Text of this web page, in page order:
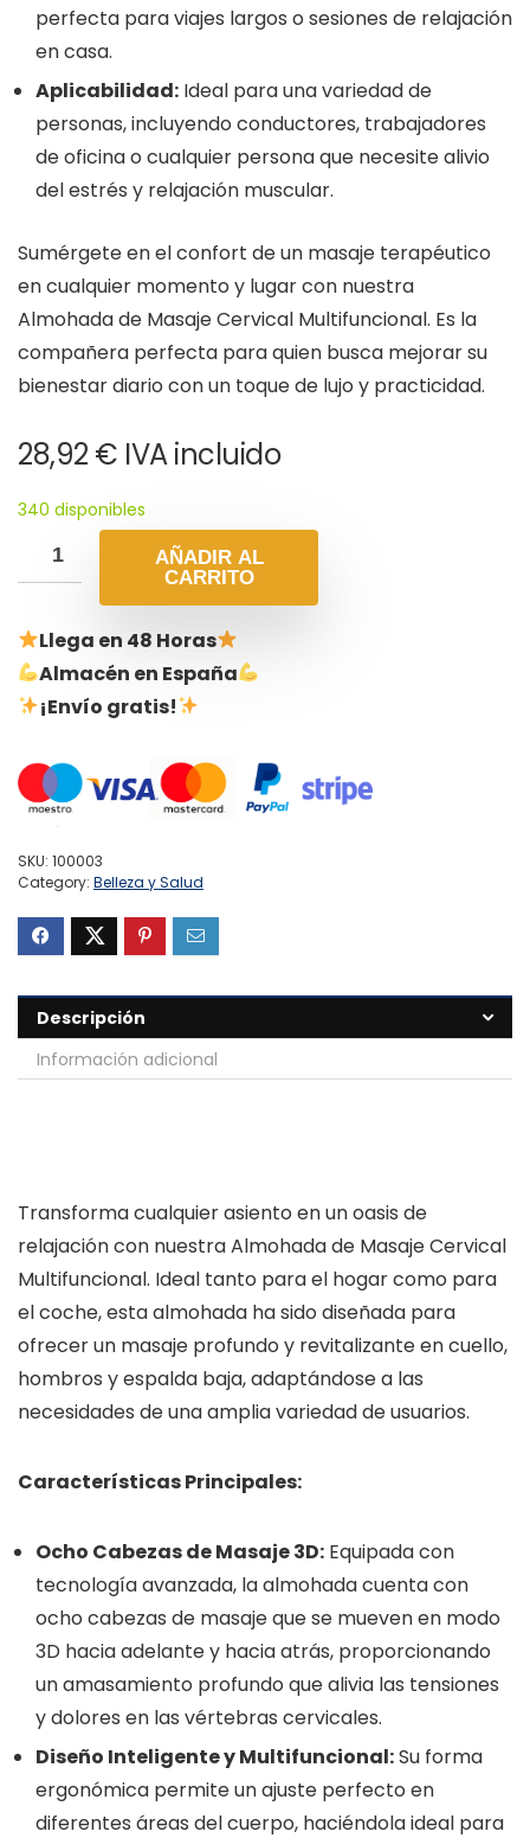
perfecta para viajes largos o sesiones de relajación
en casa.
Aplicabilidad: Ideal para una variedad de
personas, incluyendo conductores, trabajadores
de oficina o cualquier persona que necesite alivio
del estrés y relajación muscular.
Sumérgete en el confort de un masaje terapéutico
en cualquier momento y lugar con nuestra
Almohada de Masaje Cervical Multifuncional. Es la
compañera perfecta para quien busca mejorar su
bienestar diario con un toque de lujo y practicidad.
28,92 € IVA incluido
340 disponibles
AÑADIR AL
CARRITO
Llega en 48 Horas
Almacén en España
¡Envío gratis!
SKU: 100003
Category: Belleza y Salud
Descripción
Información adicional
Transforma cualquier asiento en un oasis de
relajación con nuestra Almohada de Masaje Cervical
Multifuncional. Ideal tanto para el hogar como para
el coche, esta almohada ha sido diseñada para
ofrecer un masaje profundo y revitalizante en cuello,
hombros y espalda baja, adaptándose a las
necesidades de una amplia variedad de usuarios.
Características Principales:
Ocho Cabezas de Masaje 3D: Equipada con
tecnología avanzada, la almohada cuenta con
ocho cabezas de masaje que se mueven en modo
3D hacia adelante y hacia atrás, proporcionando
un amasamiento profundo que alivia las tensiones
y dolores en las vértebras cervicales.
Diseño Inteligente y Multifuncional:Su forma
ergonómica permite un ajuste perfecto en
diferentes áreas del cuerpo, haciéndola ideal para